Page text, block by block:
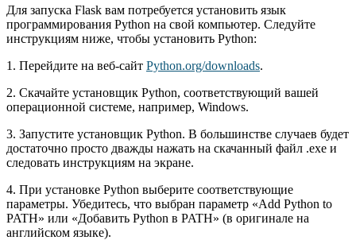
Для запуска Flask вам потребуется установить язык
программирования Python на свой компьютер. Следуйте
инструкциям ниже, чтобы установить Python:
1. Перейдите на веб-сайт Python.org/downloads.
2. Скачайте установщик Python, соответствующий вашей
операционной системе, например, Windows.
3. Запустите установщик Python. В большинстве случаев будет
достаточно просто дважды нажать на скачанный файл .exe и
следовать инструкциям на экране.
4. При установке Python выберите соответствующие
параметры. Убедитесь, что выбран параметр «Add Python to
PATH» или «Добавить Python в PATH» (в оригинале на
английском языке).